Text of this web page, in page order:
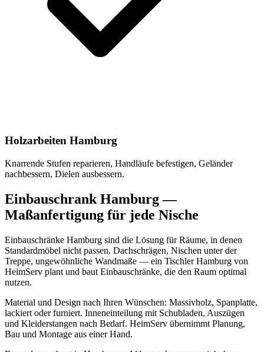
Holzarbeiten Hamburg
Knarrende Stufen reparieren, Handläufe befestigen, Geländer
nachbessern, Dielen ausbessern.
Einbauschrank Hamburg —
Maßanfertigung für jede Nische
Einbauschränke Hamburg sind die Lösung für Räume, in denen
Standardmöbel nicht passen. Dachschrägen, Nischen unter der
Treppe, ungewöhnliche Wandmaße — ein Tischler Hamburg von
HeimServ plant und baut Einbauschränke, die den Raum optimal
nutzen.
Material und Design nach Ihren Wünschen: Massivholz, Spanplatte,
lackiert oder furniert. Inneneinteilung mit Schubladen, Auszügen
und Kleiderstangen nach Bedarf. HeimServ übernimmt Planung,
Bau und Montage aus einer Hand.